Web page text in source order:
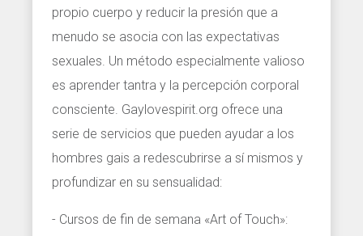
propio cuerpo y reducir la presión que a
menudo se asocia con las expectativas
sexuales. Un método especialmente valioso
es aprender tantra y la percepción corporal
consciente. Gaylovespirit.org ofrece una
serie de servicios que pueden ayudar a los
hombres gais a redescubrirse a sí mismos y
profundizar en su sensualidad:
- Cursos de fin de semana «Art of Touch»: